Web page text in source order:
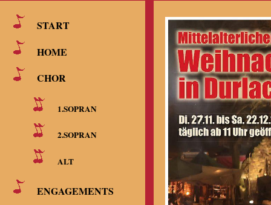
START
HOME
CHOR
1.SOPRAN
2.SOPRAN
ALT
ENGAGEMENTS